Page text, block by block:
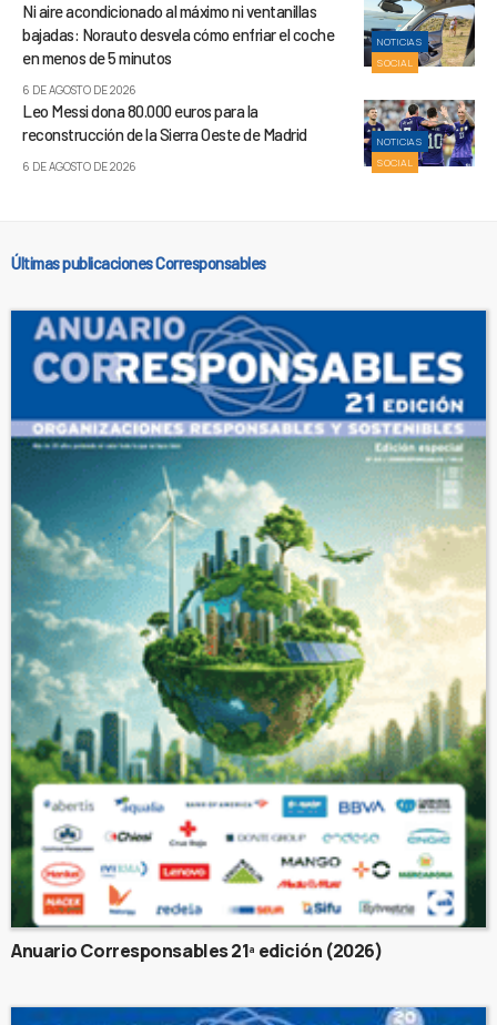
NOTICIAS
SOCIAL
Ni aire acondicionado al máximo ni ventanillas
bajadas: Norauto desvela cómo enfriar el coche
en menos de 5 minutos
6 DE AGOSTO DE 2026
NOTICIAS
SOCIAL
Leo Messi dona 80.000 euros para la
reconstrucción de la Sierra Oeste de Madrid
6 DE AGOSTO DE 2026
Últimas publicaciones Corresponsables
Anuario Corresponsables 21ª edición (2026)